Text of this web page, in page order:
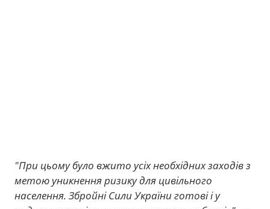
"При цьому було вжито усіх необхідних заходів з
метою уникнення ризику для цивільного
населення. Збройні Сили України готові і у